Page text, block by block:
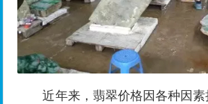
近年来，翡翠价格因各种因